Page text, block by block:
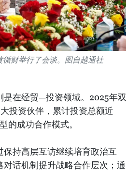
财举行了会谈。图自越通社
是在经贸—投资领域。2025年双
投资伙伴，累计投资总额近
的成功合作模式。
持高层互访继续培育政治互
话机制提升战略合作层次；通